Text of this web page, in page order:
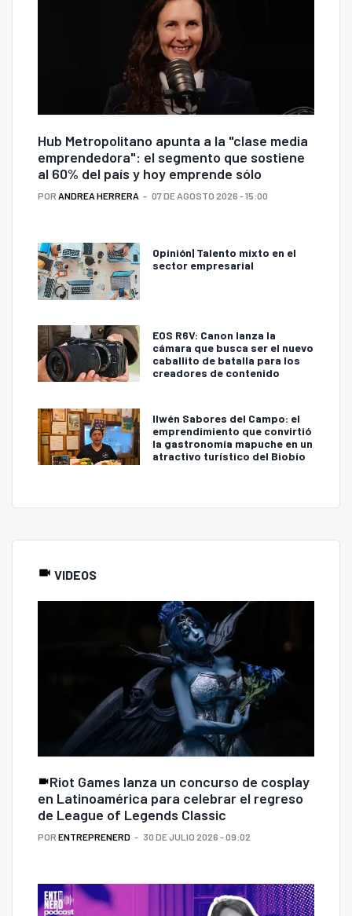
Hub Metropolitano apunta a la "clase media
emprendedora": el segmento que sostiene
al 60% del país y hoy emprende sólo
POR ANDREA HERRERA 07 DE AGOSTO 2026 - 15:00
Opinión| Talento mixto en el
sector empresarial
EOS R6V: Canon lanza la
cámara que busca ser el nuevo
caballito de batalla para los
creadores de contenido
Ilwén Sabores del Campo: el
emprendimiento que convirtió
la gastronomía mapuche en un
atractivo turístico del Biobío
VIDEOS
Riot Games lanza un concurso de cosplay
en Latinoamérica para celebrar el regreso
de League of Legends Classic
POR ENTREPRENERD 30 DE JULIO 2026 - 09:02